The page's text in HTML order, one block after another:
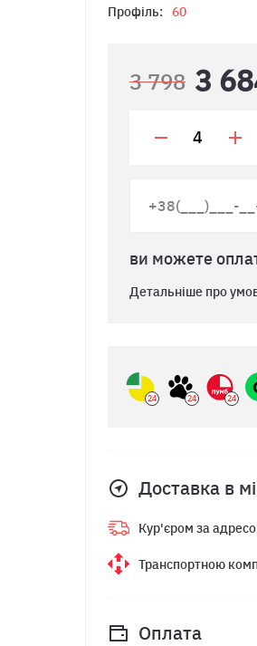
Профіль:
60
3 798 3
ви можете
Детальніше про
24 24 24
Доставка в
Кур'єром за
Транспортною
Оплата